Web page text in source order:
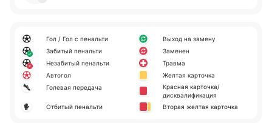
Гол / Гол с пенальти
Забитый пенальти
Незабитый пенальти
Автогол
Голевая передача
Отбитый пенальти
Выход на замену
Заменен
Травма
Желтая карточка
Красная карточка/
дисквалификация
Вторая желтая карточка